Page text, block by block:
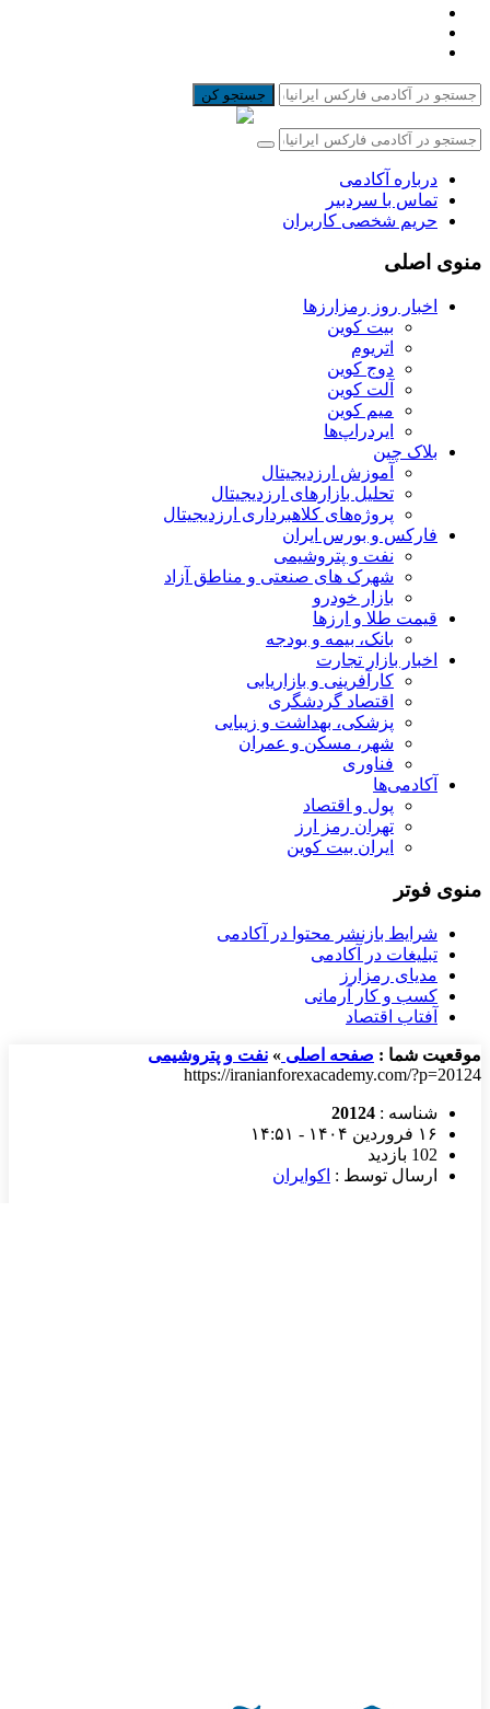
جستجو کن
درباره آکادمی
تماس با سردبیر
حریم شخصی کاربران
منوی اصلی
اخبار روز رمزارزها
بیت کوین
اتریوم
دوج کوین
آلت کوین
میم کوین‌
ایردراپ‌ها
بلاک چین
آموزش ارزدیجیتال
تحلیل بازارهای ارزدیجیتال
پروژه‌های کلاهبرداری ارزدیجیتال
فارکس و بورس ایران
نفت و پتروشیمی
شهرک های صنعتی و مناطق آزاد
بازار خودرو
قیمت طلا و ارزها
بانک، بیمه و بودجه
اخبار بازار تجارت
کارآفرینی و بازاریابی
اقتصاد گردشگری
پزشکی، بهداشت و زیبایی
شهر، مسکن و عمران
فناوری
آکادمی‌ها
پول و اقتصاد
تهران رمز ارز
ایران بیت کوین
منوی فوتر
شرایط بازنشر محتوا در آکادمی
تبلیغات در آکادمی
مدیای رمزارز
کسب و کار آرمانی
آفتاب اقتصاد
موقعیت شما : صفحه اصلی » نفت و پتروشیمی
https://iranianforexacademy.com/?p=20124
شناسه : 20124
۱۶ فروردین ۱۴۰۴ - ۱۴:۵۱
102 بازدید
ارسال توسط : اکوایران